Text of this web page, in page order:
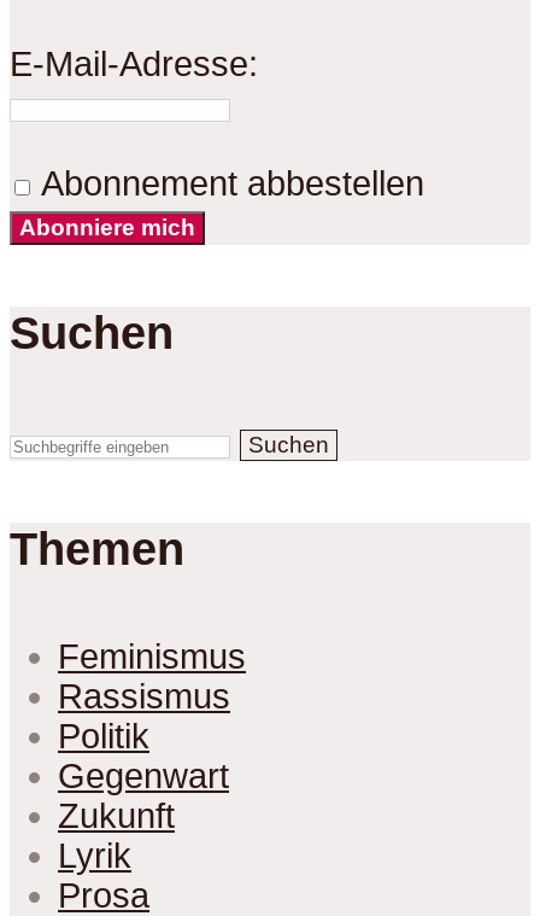
E-Mail-Adresse:
Abonnement abbestellen
Abonniere mich
Suchen
Suchen
Themen
Feminismus
Rassismus
Politik
Gegenwart
Zukunft
Lyrik
Prosa